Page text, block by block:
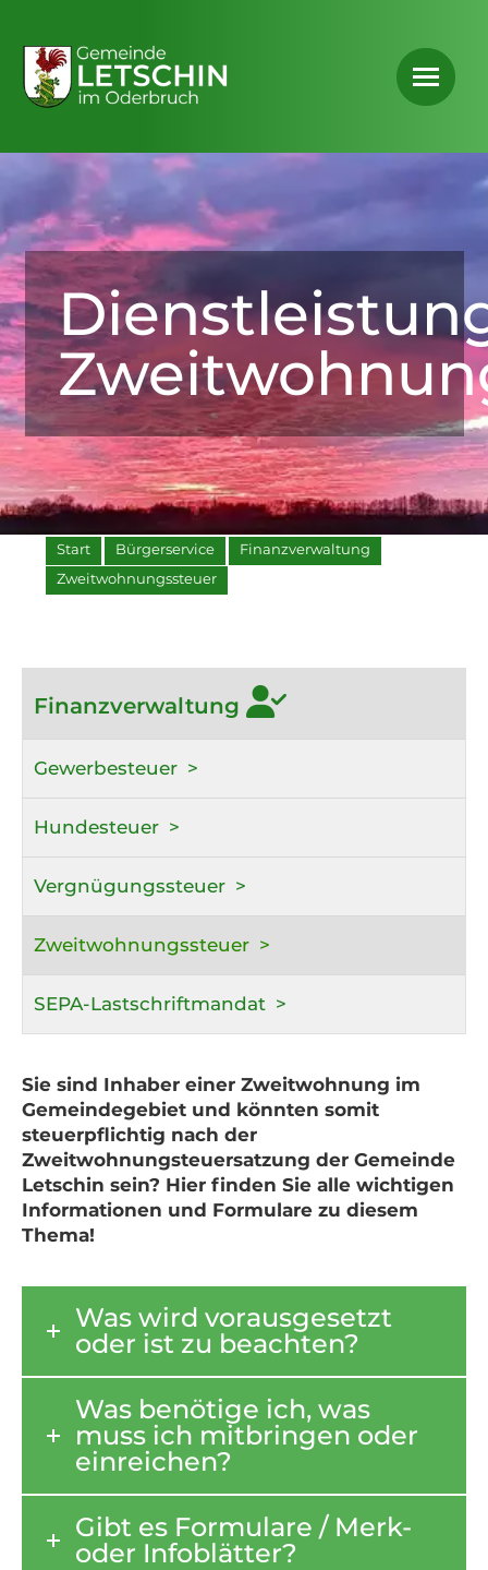
Start Bürgerservice
Finanzverwaltung
Zweitwohnungssteuer
Finanzverwaltung
Gewerbesteuer
Hundesteuer
Vergnügungssteuer
Zweitwohnungssteuer
SEPA-Lastschriftmandat
Sie sind Inhaber einer Zweitwohnung im
Gemeindegebiet und könnten somit
steuerpflichtig nach der
Zweitwohnungsteuersatzung der Gemeinde
Letschin sein? Hier finden Sie alle wichtigen
Informationen und Formulare zu diesem
Thema!
Was wird vorausgesetzt
oder ist zu beachten?
Was benötige ich, was
muss ich mitbringen oder
einreichen?
Gibt es Formulare / Merk-
oder Infoblätter?